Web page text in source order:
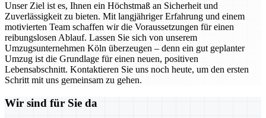
Unser Ziel ist es, Ihnen ein Höchstmaß an Sicherheit und
Zuverlässigkeit zu bieten. Mit langjähriger Erfahrung und einem
motivierten Team schaffen wir die Voraussetzungen für einen
reibungslosen Ablauf. Lassen Sie sich von unserem
Umzugsunternehmen Köln überzeugen – denn ein gut geplanter
Umzug ist die Grundlage für einen neuen, positiven
Lebensabschnitt. Kontaktieren Sie uns noch heute, um den ersten
Schritt mit uns gemeinsam zu gehen.
Wir sind für Sie da